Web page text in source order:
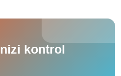
kontrol